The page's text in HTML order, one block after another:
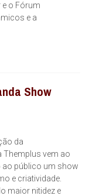
e o Fórum
e a
Show
da
Themplus vem ao
público um show
e criatividade.
maior nitidez e